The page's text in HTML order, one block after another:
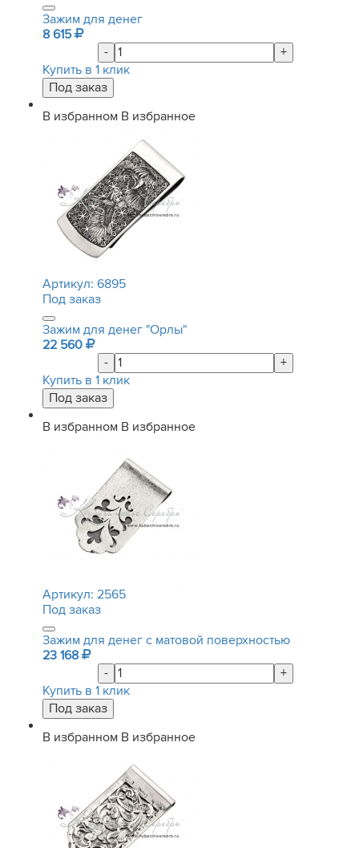
Зажим для денег
8 615
-
+
Купить в 1 клик
В избранном В избранное
Артикул: 6895
Под заказ
Зажим для денег "Орлы"
22 560
-
+
Купить в 1 клик
В избранном В избранное
Артикул: 2565
Под заказ
Зажим для денег с матовой поверхностью
23 168
-
+
Купить в 1 клик
В избранном В избранное